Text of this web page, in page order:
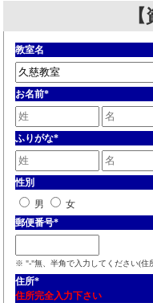
教室名
お名前*
ふりがな*
性別
男
女
郵便番号*
※ "-"無、半角で入力してください(住
住所*
住所完全入力下さい